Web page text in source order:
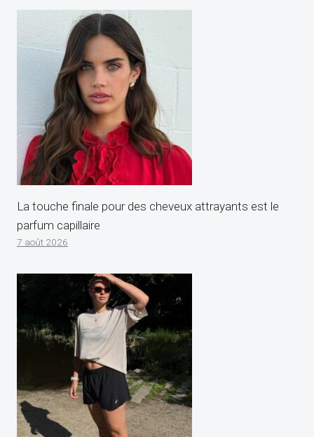
La touche finale pour des cheveux attrayants est le
parfum capillaire
7 août 2026